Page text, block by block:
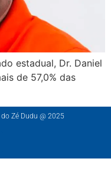
estadual, Dr. Daniel
de 57,0% das
Zé Dudu @ 2025